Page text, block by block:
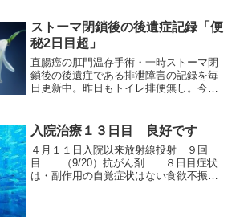
す。一般的に医療の専門家が指摘するこ
とと、直腸がん経験者で...
ストーマ閉鎖後の後遺症記録「便
秘2日目超」
直腸癌の肛門温存手術・一時ストーマ閉
鎖後の後遺症である排泄障害の記録を毎
日更新中。昨日もトイレ排便無し。今現
特に便意も無くいつものようにズルズル
と時間だけが経っていま...
入院治療１３日目 良好です
４月１１日入院以来放射線投射 ９回
目 （9/20）抗がん剤 ８日目症状
は・副作用の自覚症状はない食欲不振な